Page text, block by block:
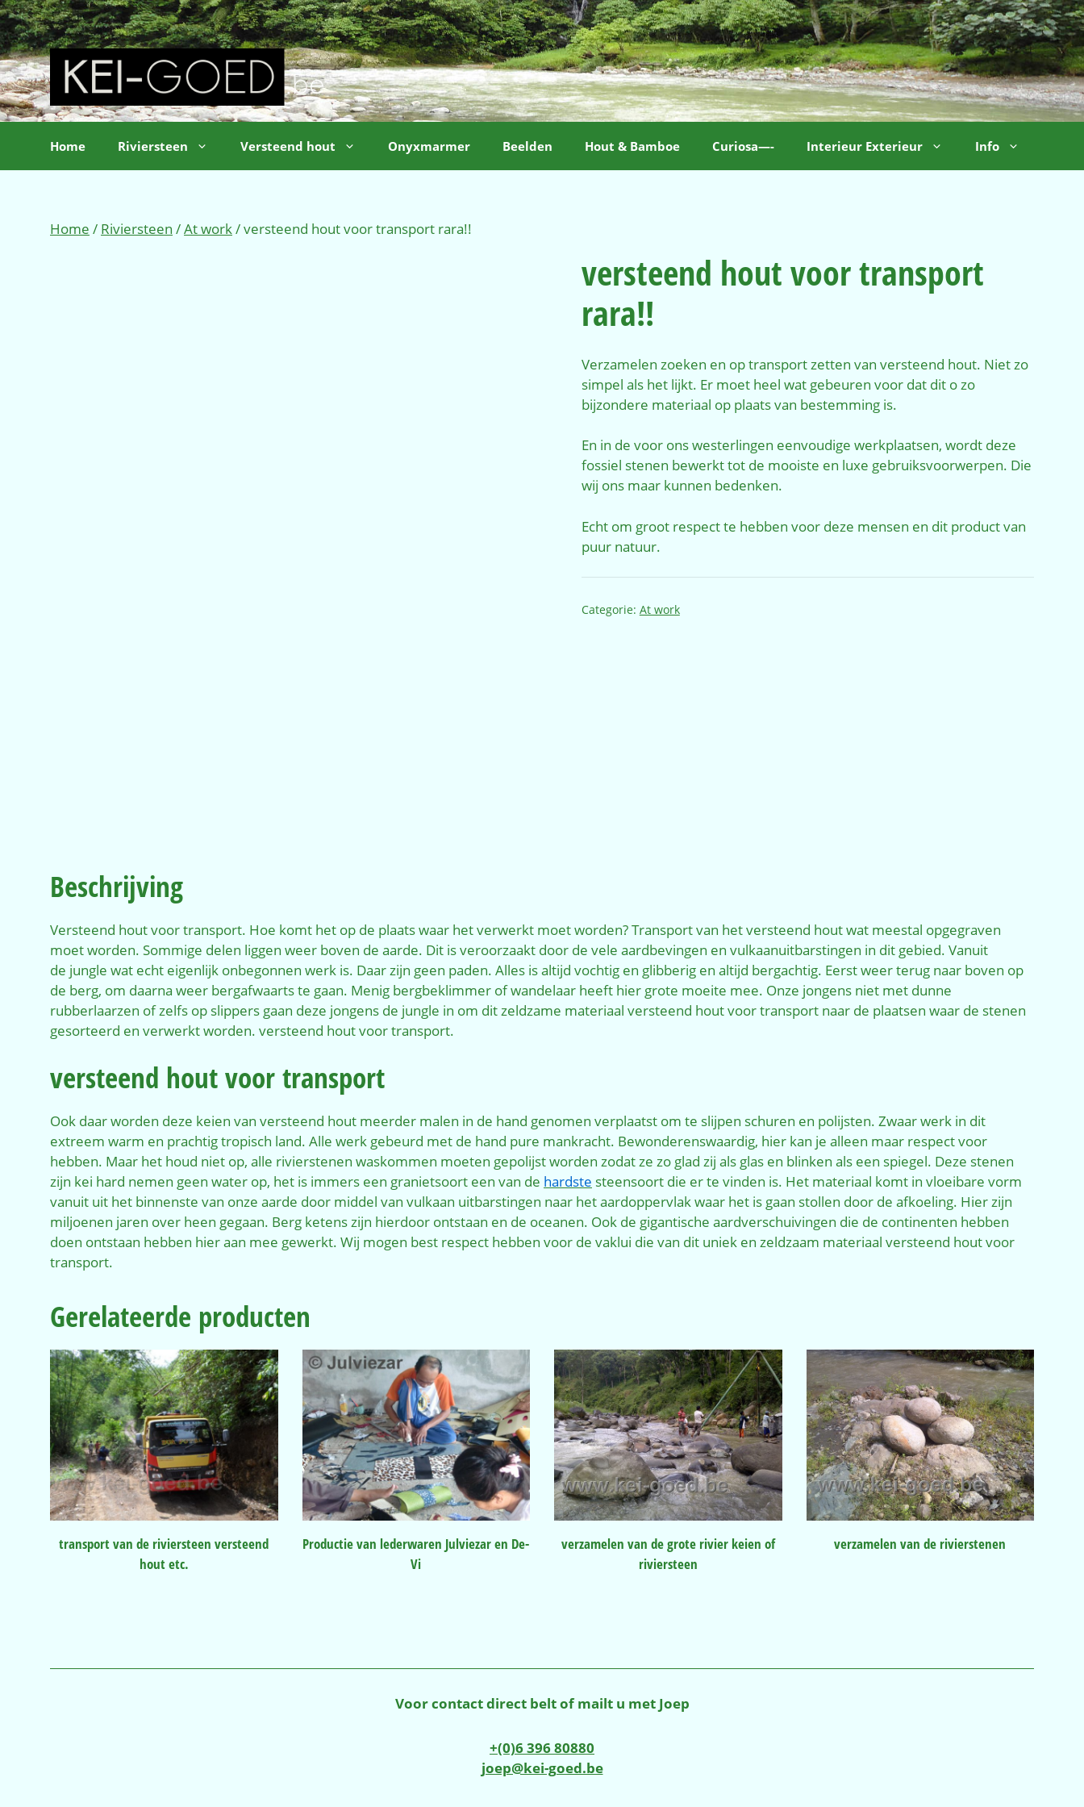
Ga
naar
de
inhoud
Home Riviersteen Versteend hout Onyxmarmer Beelden Hout & Bamboe Curiosa—- Interieur Exterieur Info
Home / Riviersteen /At work/ versteend hout voor transport rara!!
versteend hout voor transport
rara!!
Verzamelen zoeken en op transport zetten van versteend hout. Niet zo
simpel als het lijkt. Er moet heel wat gebeuren voor dat dit o zo
bijzondere materiaal op plaats van bestemming is.
En in de voor ons westerlingen eenvoudige werkplaatsen, wordt deze
fossiel stenen bewerkt tot de mooiste en luxe gebruiksvoorwerpen. Die
wij ons maar kunnen bedenken.
Echt om groot respect te hebben voor deze mensen en dit product van
puur natuur.
Categorie: At work
Beschrijving
Versteend hout voor transport. Hoe komt het op de plaats waar het verwerkt moet worden? Transport van het versteend hout wat meestal opgegraven
moet worden. Sommige delen liggen weer boven de aarde. Dit is veroorzaakt door de vele aardbevingen en vulkaanuitbarstingen in dit gebied. Vanuit
de jungle wat echt eigenlijk onbegonnen werk is. Daar zijn geen paden. Alles is altijd vochtig en glibberig en altijd bergachtig. Eerst weer terug naar boven op
de berg, om daarna weer bergafwaarts te gaan. Menig bergbeklimmer of wandelaar heeft hier grote moeite mee. Onze jongens niet met dunne
rubberlaarzen of zelfs op slippers gaan deze jongens de jungle in om dit zeldzame materiaal versteend hout voor transport naar de plaatsen waar de stenen
gesorteerd en verwerkt worden. versteend hout voor transport.
versteend hout voor transport
Ook daar worden deze keien van versteend hout meerder malen in de hand genomen verplaatst om te slijpen schuren en polijsten. Zwaar werk in dit
extreem warm en prachtig tropisch land. Alle werk gebeurd met de hand pure mankracht. Bewonderenswaardig, hier kan je alleen maar respect voor
hebben. Maar het houd niet op, alle rivierstenen waskommen moeten gepolijst worden zodat ze zo glad zij als glas en blinken als een spiegel. Deze stenen
zijn kei hard nemen geen water op, het is immers een granietsoort een van de hardste steensoort die er te vinden is. Het materiaal komt in vloeibare vorm
vanuit uit het binnenste van onze aarde door middel van vulkaan uitbarstingen naar het aardoppervlak waar het is gaan stollen door de afkoeling. Hier zijn
miljoenen jaren over heen gegaan. Berg ketens zijn hierdoor ontstaan en de oceanen. Ook de gigantische aardverschuivingen die de continenten hebben
doen ontstaan hebben hier aan mee gewerkt. Wij mogen best respect hebben voor de vaklui die van dit uniek en zeldzaam materiaal versteend hout voor
transport.
Gerelateerde producten
transport van de riviersteen versteend
hout etc.
Productie van lederwaren Julviezar en De-
Vi
verzamelen van de grote rivier keien of
riviersteen
verzamelen van de rivierstenen
Voor contact direct belt of mailt u met Joep
+(0)6 396 80880
joep@kei-goed.be